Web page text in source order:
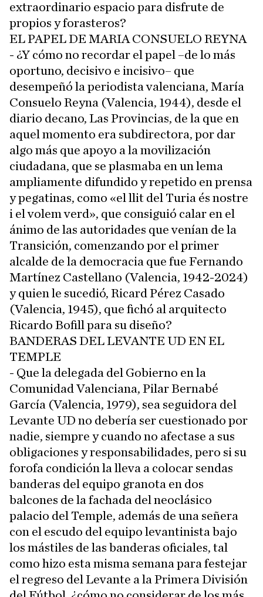
extraordinario espacio para disfrute de
propios y forasteros?
EL PAPEL DE MARIA CONSUELO REYNA
- ¿Y cómo no recordar el papel –de lo más
oportuno, decisivo e incisivo– que
desempeñó la periodista valenciana, María
Consuelo Reyna (Valencia, 1944), desde el
diario decano, Las Provincias, de la que en
aquel momento era subdirectora, por dar
algo más que apoyo a la movilización
ciudadana, que se plasmaba en un lema
ampliamente difundido y repetido en prensa
y pegatinas, como «el llit del Turia és nostre
i el volem verd», que consiguió calar en el
ánimo de las autoridades que venían de la
Transición, comenzando por el primer
alcalde de la democracia que fue Fernando
Martínez Castellano (Valencia, 1942-2024)
y quien le sucedió, Ricard Pérez Casado
(Valencia, 1945), que fichó al arquitecto
Ricardo Bofill para su diseño?
BANDERAS DEL LEVANTE UD EN EL
TEMPLE
- Que la delegada del Gobierno en la
Comunidad Valenciana, Pilar Bernabé
García (Valencia, 1979), sea seguidora del
Levante UD no debería ser cuestionado por
nadie, siempre y cuando no afectase a sus
obligaciones y responsabilidades, pero si su
forofa condición la lleva a colocar sendas
banderas del equipo granota en dos
balcones de la fachada del neoclásico
palacio del Temple, además de una señera
con el escudo del equipo levantinista bajo
los mástiles de las banderas oficiales, tal
como hizo esta misma semana para festejar
el regreso del Levante a la Primera División